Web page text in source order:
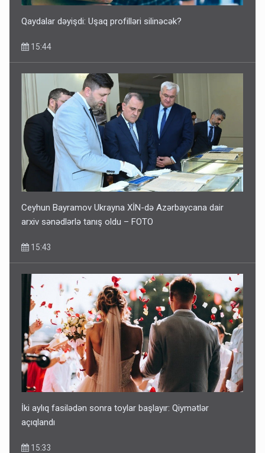
Qaydalar dəyişdi: Uşaq profilləri silinəcək?
15:44
Ceyhun Bayramov Ukrayna XİN-də Azərbaycana dair
arxiv sənədlərlə tanış oldu – FOTO
15:43
İki aylıq fasilədən sonra toylar başlayır: Qiymətlər
açıqlandı
15:33